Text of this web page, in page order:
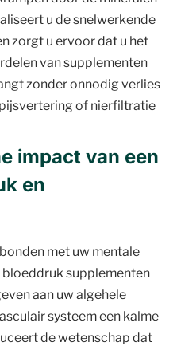
u de snelwerkende
zorgt u ervoor dat u het
van supplementen
zonder onnodig verlies
of nierfiltratie
impact van een
en
met uw mentale
supplementen
aan uw algehele
systeem een kalme
de wetenschap dat